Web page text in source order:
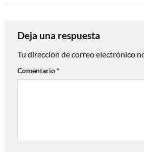
Deja una respuesta
Tu dirección de correo electrónico
Comentario*